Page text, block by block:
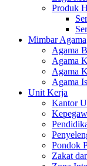
Produk
Mimbar Agama
Agama
Agama
Agama
Agama
Unit Kerja
Kantor
Pondok
Zakat